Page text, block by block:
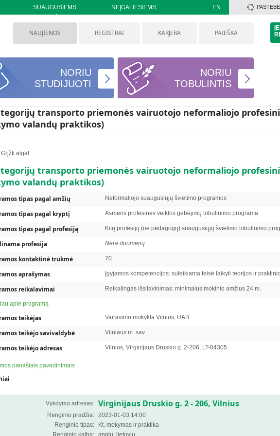
SUAUGUSIEMS NEĮGALIESIEMS EN
NAUJIENOS REGISTRAI KARJERA PAIEŠKA
NORIU
STUDIJUOTI
NORIU
TOBULINTIS
patenka į atitinkamus registrus
transporto priemonės vairuotojo neformaliojo
valandų praktikos)
Grįžti atgal
transporto priemonės vairuotojo neformaliojo
valandų praktikos)
tipas pagal amžių Neformaliojo suaugusiųjų švietimo programos
tipas pagal kryptį Asmens profesinės veiklos gebėjimų tobulinimo programa
tipas pagal profesiją Kitų profesijų (ne pedagogų) suaugusiųjų švietimo tobulinimo
profesija Nėra duomenų
kontaktinė trukmė 70
aprašymas Įgyjamos kompetencijos: suteikiama teisė laikyti teorijos ir
reikalavimai Reikalingas išsilavinimas: minimalus mokinio amžius 24 m.
apie programą
teikėjas Vairavimo mokykla Vilnius, UAB
teikėjo savivaldybė Vilniaus m. sav.
teikėjo adresas Vilnius, Virginijaus Druskio g. 2-206, LT-04305
panašiais pavadinimais
Vykdymo adresas: Virginijaus Druskio g. 2 - 206, Vilnius
Renginio pradžia: 2023-01-03 14:00
Renginio tipas:
Kt. mokymas ir praktika
Renginio kalba: anglų, lietuvių